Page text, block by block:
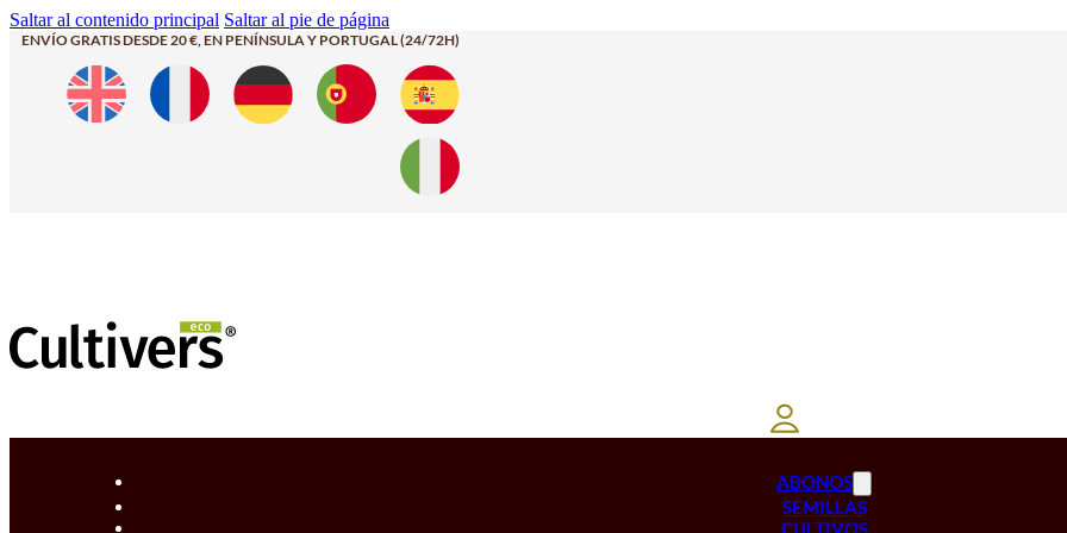
Saltar al contenido principal Saltar al pie de página
ENVÍO GRATIS DESDE 20 €, EN PENÍNSULA Y PORTUGAL (24/72H)
ABONOS
SEMILLAS
CULTIVOS